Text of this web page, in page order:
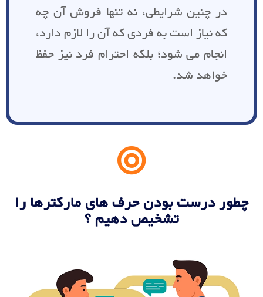
در چنین شرایطی، نه تنها فروش آن چه
که نیاز است به فردی که آن را لازم دارد،
انجام می شود؛ بلکه احترام فرد نیز حفظ
خواهد شد.
چطور درست بودن حرف های مارکترها را
تشخیص دهیم ؟